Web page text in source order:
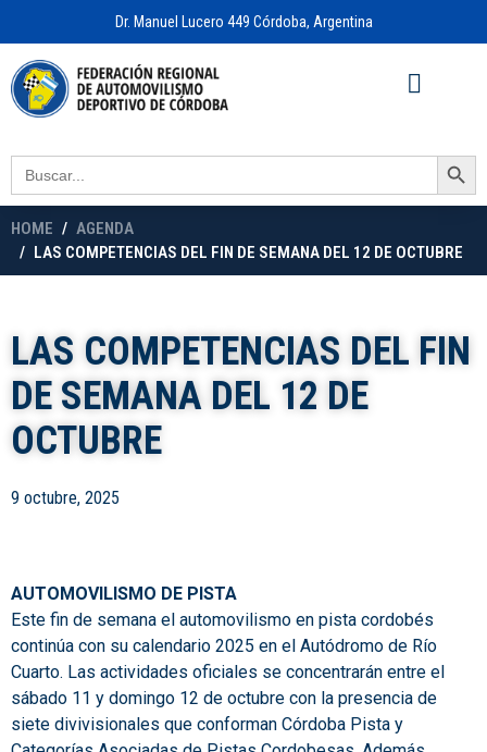
Dr. Manuel Lucero 449 Córdoba, Argentina
Search
for:
Search Button
HOME
AGENDA
LAS COMPETENCIAS DEL FIN DE SEMANA DEL 12 DE OCTUBRE
LAS COMPETENCIAS DEL FIN
DE SEMANA DEL 12 DE
OCTUBRE
9 octubre, 2025
AUTOMOVILISMO DE PISTA
Este fin de semana el automovilismo en pista cordobés
continúa con su calendario 2025 en el Autódromo de Río
Cuarto. Las actividades oficiales se concentrarán entre el
sábado 11 y domingo 12 de octubre con la presencia de
siete divivisionales que conforman Córdoba Pista y